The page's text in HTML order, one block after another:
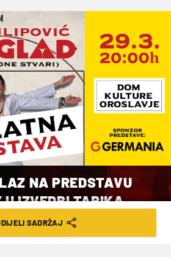
NA PREDSTAVU
U IZVEDBI TARIKA
SADRŽAJ